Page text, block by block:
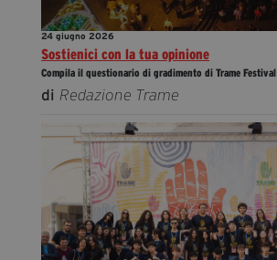
24 giugno 2026
Sostienici con la tua opinione
Compila il questionario di gradimento di Trame Festival
di Redazione Trame